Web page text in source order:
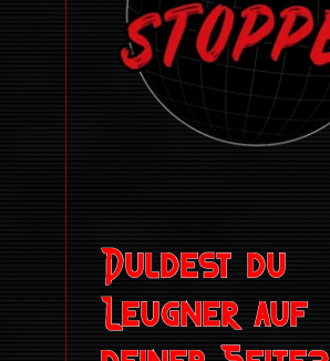
Duldest du
Leugner auf